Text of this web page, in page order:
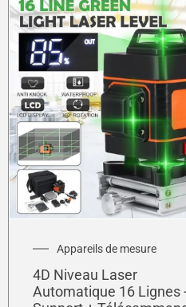
Appareils de mesure
4D Niveau Laser
Automatique 16 Lignes